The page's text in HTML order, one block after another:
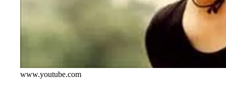
www.youtube.com